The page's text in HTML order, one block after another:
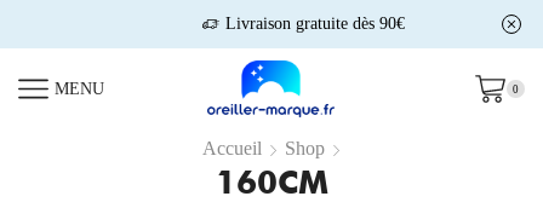
Livraison gratuite dès 90€
MENU 0
Accueil Shop
160CM